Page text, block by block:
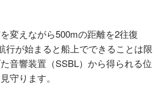
変えながら500mの距離を2往復
行が始まると船上でできることは限
音響装置（SSBL）から得られる位
守ります。